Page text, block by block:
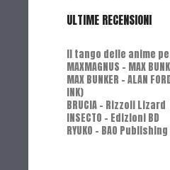
ULTIME RECENSIONI
Il tango delle anime
MAXMAGNUS – MAX
MAX BUNKER – ALAN
INK)
BRUCIA - Rizzoli Lizard
INSECTO - Edizioni BD
RYUKO - BAO Publishing